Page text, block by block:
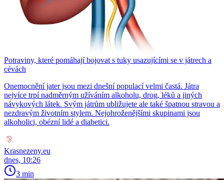
Potraviny, které pomáhají bojovat s tuky usazujícími se v játrech a
cévách
Onemocnění jater jsou mezi dnešní populací velmi častá. Játra
nejvíce trpí nadměrným užíváním alkoholu, drog, léků a jiných
návykových látek. Svým játrům ubližujete ale také špatnou stravou a
nezdravým životním stylem. Nejohroženějšími skupinami jsou
alkoholici, obézní lidé a diabetici.
Krasnezeny.eu
dnes, 10:26
3 min